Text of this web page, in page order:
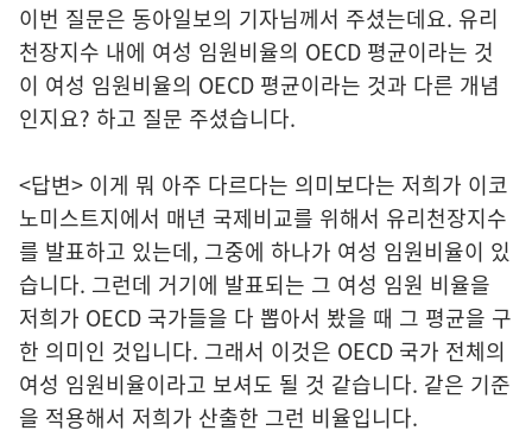
이번 질문은 동아일보의 기자님께서 주셨는데요. 유리
천장지수 내에 여성 임원비율의 OECD 평균이라는 것
이 여성 임원비율의 OECD 평균이라는 것과 다른 개념
인지요? 하고 질문 주셨습니다.
<답변> 이게 뭐 아주 다르다는 의미보다는 저희가 이코
노미스트지에서 매년 국제비교를 위해서 유리천장지수
를 발표하고 있는데, 그중에 하나가 여성 임원비율이 있
습니다. 그런데 거기에 발표되는 그 여성 임원 비율을
저희가 OECD 국가들을 다 뽑아서 봤을 때 그 평균을 구
한 의미인 것입니다. 그래서 이것은 OECD 국가 전체의
여성 임원비율이라고 보셔도 될 것 같습니다. 같은 기준
을 적용해서 저희가 산출한 그런 비율입니다.